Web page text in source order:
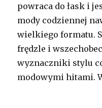
powraca do łask i
mody codziennej
wielkiego formatu.
frędzle i
wyznaczniki stylu
modowymi hitami.